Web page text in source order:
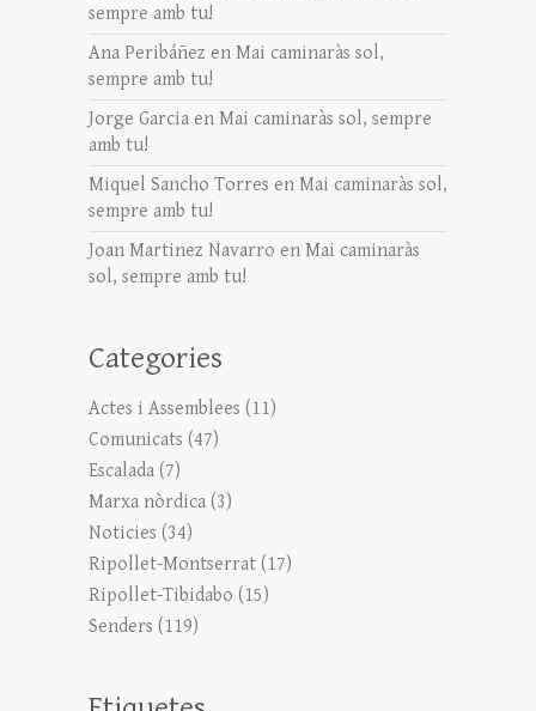
sempre amb tu!
Ana Peribáñez en Mai caminaràs sol,
sempre amb tu!
Jorge Garcia en Mai caminaràs sol, sempre
amb tu!
Miquel Sancho Torres en Mai caminaràs sol,
sempre amb tu!
Joan Martinez Navarro en Mai caminaràs
sol, sempre amb tu!
Categories
Actes i Assemblees (11)
Comunicats (47)
Escalada (7)
Marxa nòrdica (3)
Noticies (34)
Ripollet-Montserrat (17)
Ripollet-Tibidabo (15)
Senders (119)